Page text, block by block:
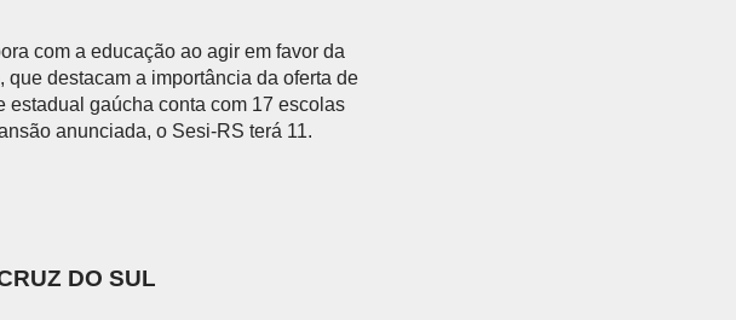
com a educação ao agir em favor da
destacam a importância da oferta de
estadual gaúcha conta com 17 escolas
anunciada, o Sesi-RS terá 11.
DO SUL